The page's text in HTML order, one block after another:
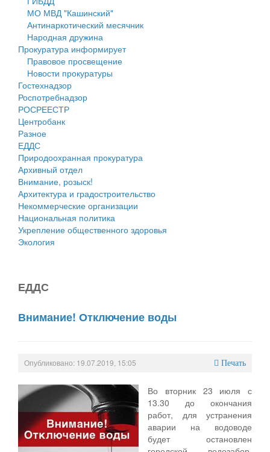
Правила землепользования и застройки
Генеральные планы
Проекты планировки территории
Собрание депутатов
Городское поселение
Сельские поселения
МО МВД "Кашинский"
Антинаркотический месячник
Народная дружина
Прокуратура информирует
Правовое просвещение
Новости прокуратуры
Гостехнадзор
Роспотребнадзор
РОСРЕЕСТР
Центробанк
Разное
ЕДДС
Природоохранная прокуратура
Архивный отдел
Внимание, розыск!
Архитектура и градостроительство
Некоммерческие организации
Национальная политика
Укрепление общественного здоровья
Экология
ЕДДС
Внимание! Отключение воды
Опубликовано: 19.07.2019, 15:05 Печать
Во вторник 23 июля с
13.30 до окончания
работ, для устранения
аварии на водоводе
будет остановлен